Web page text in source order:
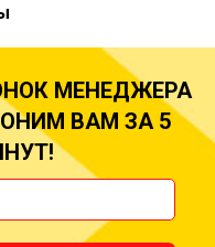
МЕНЕДЖЕРА
ВАМ ЗА 5